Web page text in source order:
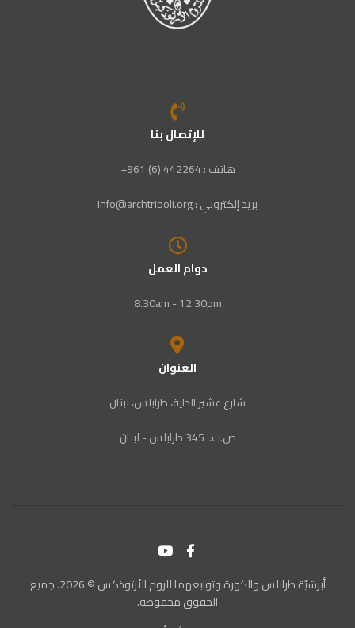
للإتصال بنا
هاتف : 442264 (6) 961+
بريد إلكتروني : info@archtripoli.org
دوام العمل
8.30am - 12.30pm
العنوان
شارع عشير الداية، طرابلس، لبنان
ص‭.‬ب. ‬345‭ ‬ طرابلس‭ - ‬لبنان
أبرشيّة طرابلس والكورة وتوابعهما للروم الأرثوذكس © 2026. جميع
الحقوق محفوظة.